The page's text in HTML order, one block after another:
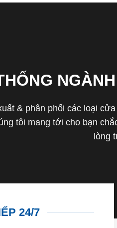
& phân phối các loại
tôi mang tới cho bạn
lòng
24/7